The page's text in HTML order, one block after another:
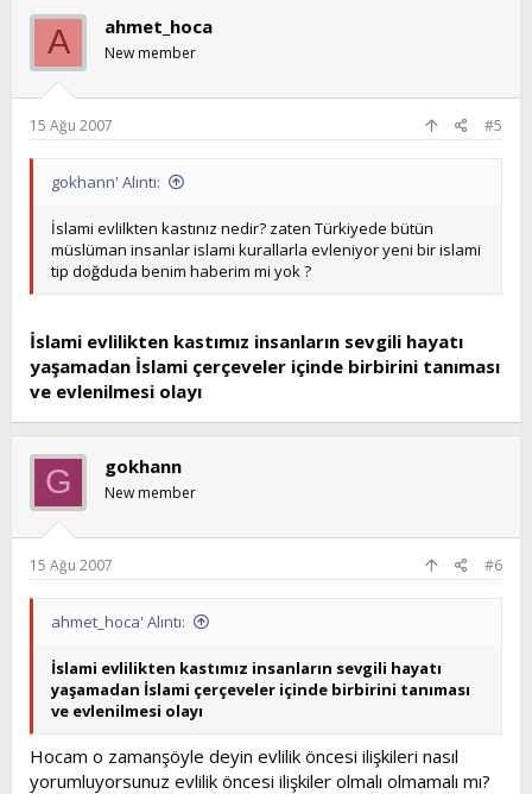
A ahmet_hoca
New member
15 Ağu 2007 #5
gokhann' Alıntı:
İslami evlilkten kastınız nedir? zaten Türkiyede bütün
müslüman insanlar islami kurallarla evleniyor yeni bir islami
tip doğduda benim haberim mi yok ?
İslami evlilikten kastımız insanların sevgili hayatı
yaşamadan İslami çerçeveler içinde birbirini tanıması
ve evlenilmesi olayı
G gokhann
New member
15 Ağu 2007 #6
ahmet_hoca' Alıntı:
İslami evlilikten kastımız insanların sevgili hayatı
yaşamadan İslami çerçeveler içinde birbirini tanıması
ve evlenilmesi olayı
Hocam o zamanşöyle deyin evlilik öncesi ilişkileri nasıl
yorumluyorsunuz evlilik öncesi ilişkiler olmalı olmamalı mı?